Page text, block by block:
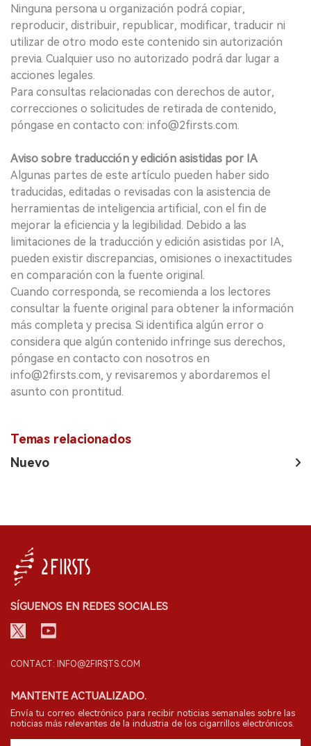
Ninguna persona u organización podrá copiar,
reproducir, distribuir, republicar, modificar, traducir ni
utilizar de otro modo este contenido sin autorización
previa. Cualquier uso no autorizado podrá dar lugar a
acciones legales.
Para consultas relacionadas con derechos de autor,
correcciones o solicitudes de retirada de contenido,
póngase en contacto con: info@2firsts.com.
Aviso sobre traducción y edición asistidas por IA
Algunas partes de este artículo pueden haber sido
traducidas, editadas o revisadas con la asistencia de
herramientas de inteligencia artificial, con el fin de
mejorar la eficiencia y la legibilidad. Debido a las
limitaciones de la traducción y edición asistidas por IA,
pueden existir discrepancias, omisiones o inexactitudes
en comparación con la fuente original.
Cuando corresponda, se recomienda a los lectores
consultar la fuente original para obtener la información
más completa y precisa. Si identifica algún error o
considera que algún contenido infringe sus derechos,
póngase en contacto con nosotros en
info@2firsts.com, y revisaremos y abordaremos el
asunto con prontitud.
Temas relacionados
Nuevo
SÍGUENOS EN REDES SOCIALES
CONTACT: INFO@2FIRSTS.COM
MANTENTE ACTUALIZADO.
Envía tu correo electrónico para recibir noticias semanales sobre las
noticias más relevantes de la industria de los cigarrillos electrónicos.